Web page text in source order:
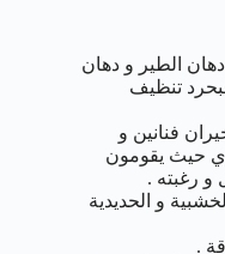
الطير و دهان
تنظيف
فنانين و
حيث يقومون
رغبته .
و الحديدية
.